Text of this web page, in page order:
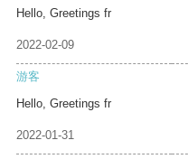
Hello, Greetings fr
2022-02-09
游客
Hello, Greetings fr
2022-01-31